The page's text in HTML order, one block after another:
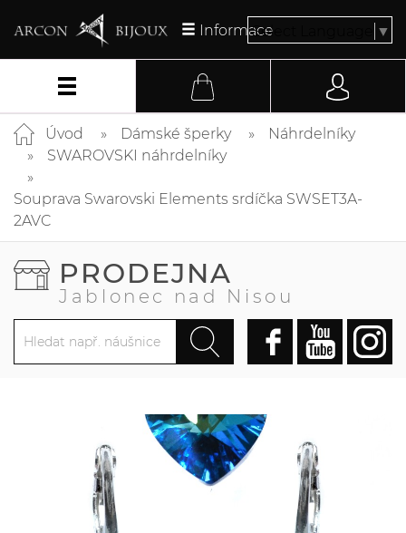
InformaceSelect Language ▼
Úvod Dámské šperky
Náhrdelníky
SWAROVSKI náhrdelníky
Souprava Swarovski Elements srdíčka SWSET3A-
2AVC
PRODEJNA
Jablonec nad Nisou